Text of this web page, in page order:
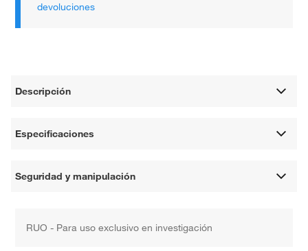
devoluciones
Descripción
Especificaciones
Seguridad y manipulación
RUO - Para uso exclusivo en investigación